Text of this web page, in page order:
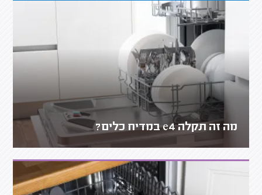
מה זה תקלה e4 במדיח כלים?